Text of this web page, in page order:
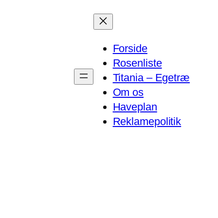
Forside
Rosenliste
Titania – Egetræ
Om os
Haveplan
Reklamepolitik